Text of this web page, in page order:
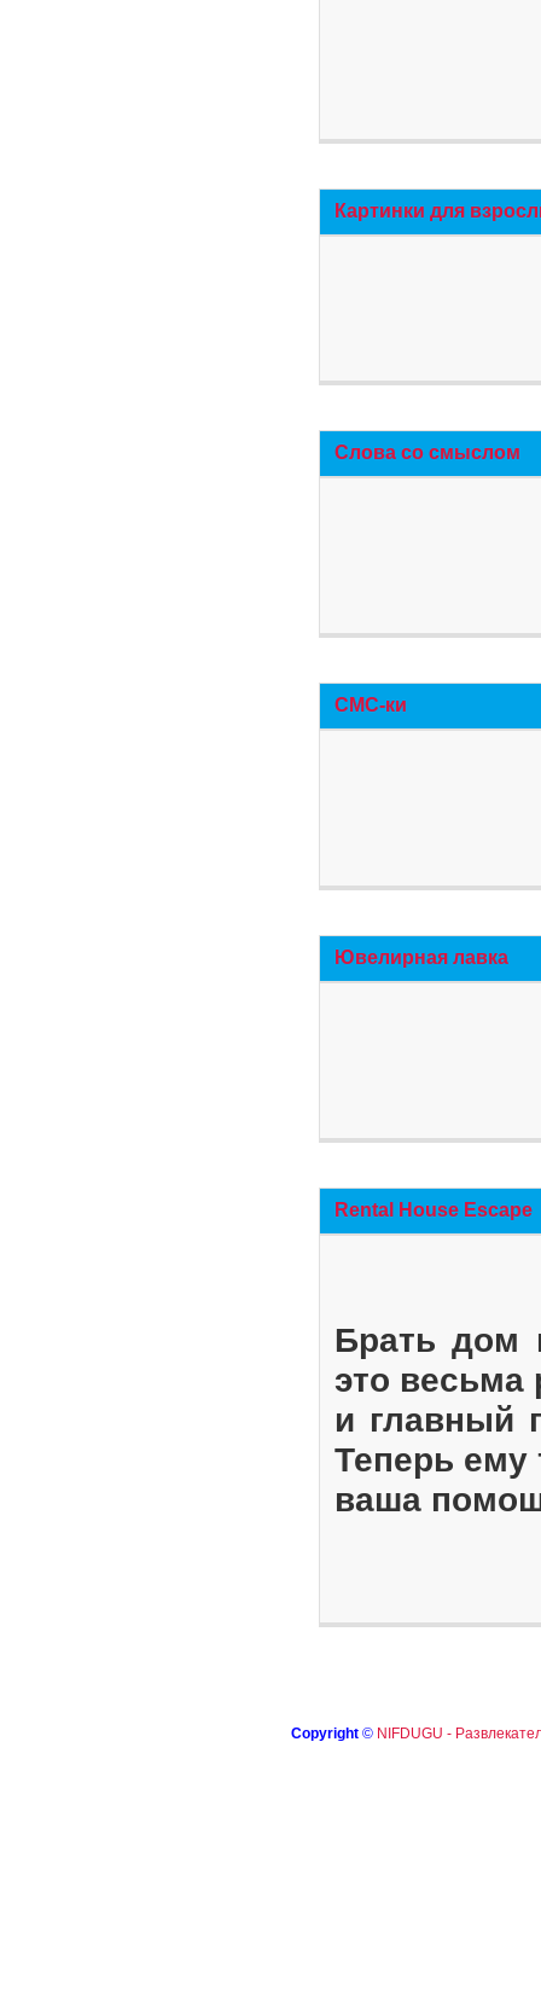
Картинки для
Слова со смыслом
СМС-ки
Ювелирная лавка
Rental House Escape
Брать дом
это весьма
и главный
Теперь ему
ваша
Copyright © NIFDUGU -